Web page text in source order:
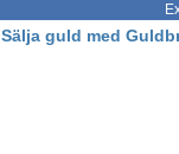
Sälja guld med